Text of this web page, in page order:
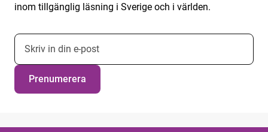
inom tillgänglig läsning i Sverige och i världen.
E-postadress nyhetsbrevsprenumeration
Prenumerera